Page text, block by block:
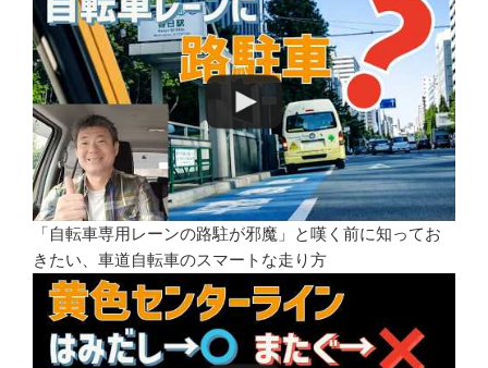
「自転車専用レーンの路駐が邪魔」と嘆く前に知ってお
きたい、車道自転車のスマートな走り方